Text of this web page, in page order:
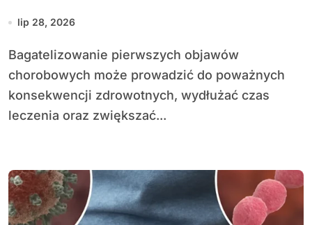
lip 28, 2026
Bagatelizowanie pierwszych objawów
chorobowych może prowadzić do poważnych
konsekwencji zdrowotnych, wydłużać czas
leczenia oraz zwiększać...